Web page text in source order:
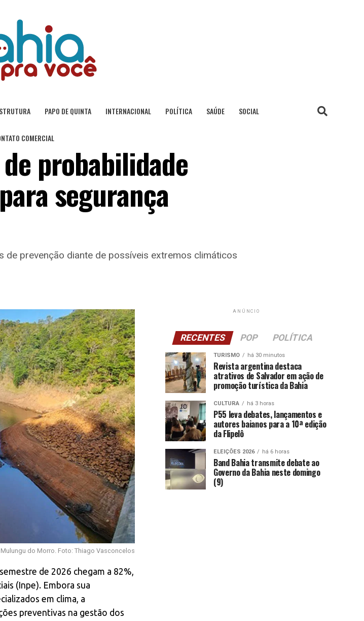
PAPO DE QUINTA INTERNACIONAL POLÍTICA SAÚDE SOCIAL
COMERCIAL
probabilidade
segurança
prevenção diante de possíveis extremos climáticos
do Morro. Foto: Thiago Vasconcelos
de 2026 chegam a 82%,
(Inpe). Embora sua
em clima, a
preventivas na gestão dos
ANÚNCIO
RECENTES POP POLÍTICA
TURISMO há 30 minutos
Revista argentina destaca
atrativos de Salvador em ação de
promoção turística da Bahia
CULTURA há 3 horas
P55 leva debates, lançamentos e
autores baianos para a 10ª edição
da Flipelô
ELEIÇÕES 2026 há 6 horas
Band Bahia transmite debate ao
Governo da Bahia neste domingo
(9)